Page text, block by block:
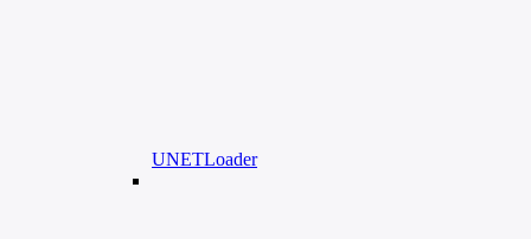
UNETLoader